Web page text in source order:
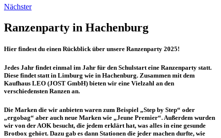
Nächster
Ranzenparty in Hachenburg
Hier findest du einen Rückblick über unsere Ranzenparty 2025!
Jedes Jahr findet einmal im Jahr für den Schulstart eine Ranzenparty statt.
Diese findet statt in Limburg wie in Hachenburg. Zusammen mit dem
Kaufhaus LEO (JOST GmbH) bieten wir eine Vielzahl an den
verschiedensten Ranzen an.
Die Marken die wir anbieten waren zum Beispiel „Step by Step“ oder
„ergobag“ aber auch neue Marken wie „Jeune Premier“. Außerdem wurden
wir von der AOK besucht, die jedem erklärt hat, was alles in eine gesunde
Brotbox gehört. Dazu gab es dann Stationen die jeder machen durfte, wie